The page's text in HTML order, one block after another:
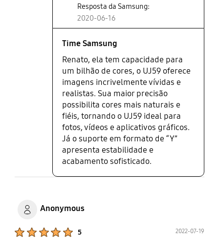
Resposta da Samsung:
2020-06-16
Time Samsung
Renato, ela tem capacidade para
um bilhão de cores, o UJ59 oferece
imagens incrivelmente vívidas e
realistas. Sua maior precisão
possibilita cores mais naturais e
fiéis, tornando o UJ59 ideal para
fotos, vídeos e aplicativos gráficos.
Já o suporte em formato de “Y”
apresenta estabilidade e
acabamento sofisticado.
Anonymous
5 2022-07-19